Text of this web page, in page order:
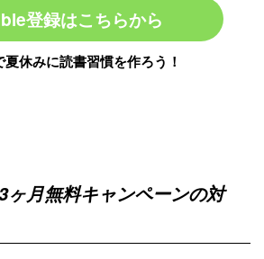
登録はこちらから
休みに読書習慣を作ろう！
月無料キャンペーンの対